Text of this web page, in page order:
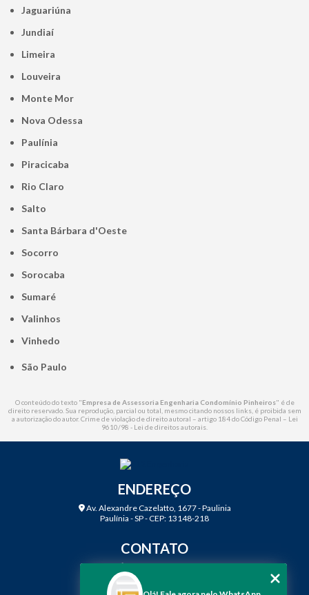
Jaguariúna
Jundiaí
Limeira
Louveira
Monte Mor
Nova Odessa
Paulínia
Piracicaba
Rio Claro
Salto
Santa Bárbara d'Oeste
Socorro
Sorocaba
Sumaré
Valinhos
Vinhedo
São Paulo
O conteúdo do texto "Empresa de Assessoria Engenharia Condomínio Pinheiros" é de
direito reservado. Sua reprodução, parcial ou total, mesmo citando nossos links, é proibida sem
a autorização do autor. Crime de violação de direito autoral – artigo 184 do Código Penal – Lei
9610/98 - Lei de direitos autorais
ENDEREÇO
Av. Alexandre Cazelatto, 1677 - Paulinia
Paulínia - SP - CEP: 13148-218
CONTATO
(19) 99968-7979